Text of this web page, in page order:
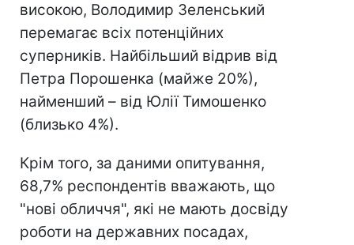
високою, Володимир Зеленський
перемагає всіх потенційних
суперників. Найбільший відрив від
Петра Порошенка (майже 20%),
найменший – від Юлії Тимошенко
(близько 4%).
Крім того, за даними опитування,
68,7% респондентів вважають, що
"нові обличчя", які не мають досвіду
роботи на державних посадах,